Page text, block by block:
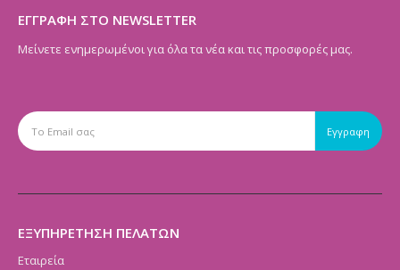
ΕΓΓΡΑΦΗ ΣΤΟ NEWSLETTER
Μείνετε ενημερωμένοι για όλα τα νέα και τις προσφορές μας.
ΕΞΥΠΗΡΕΤΗΣΗ ΠΕΛΑΤΩΝ
Εταιρεία